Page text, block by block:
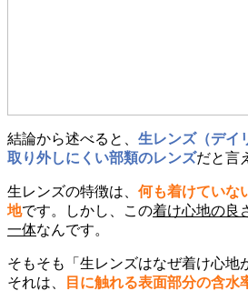
結論から述べると、 生レンズ（デイ
取り外しにくい部類のレンズだと言
生レンズの特徴は、 何も着けていな
地です。しかし、この着け心地の良
一体なんです。
そもそも「生レンズはなぜ着け心地
それは、
目に触れる表面部分の含水